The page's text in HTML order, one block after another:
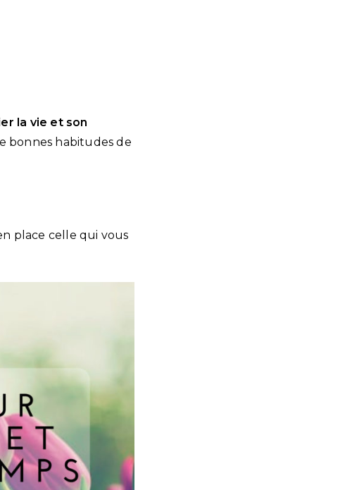
la vie et son
bonnes habitudes de
place celle qui vous